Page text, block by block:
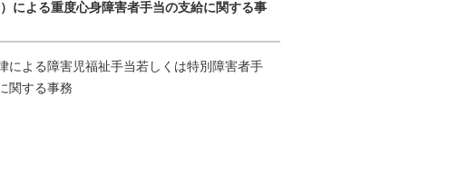
による重度心身障害者手当の支給に関する事
による障害児福祉手当若しくは特別障害者手
関する事務